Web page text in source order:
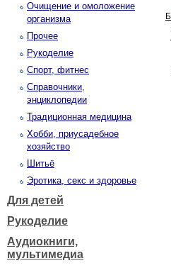
Очищение и омоложение
организма
Прочее
Рукоделие
Спорт, фитнес
Справочники,
энциклопедии
Традиционная медицина
Хобби, приусадебное
хозяйство
Шитьё
Эротика, секс и здоровье
Для детей
Рукоделие
Аудиокниги,
мультимедиа